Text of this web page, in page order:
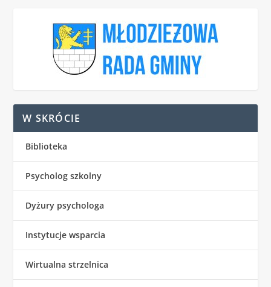
W SKRÓCIE
Biblioteka
Psycholog szkolny
Dyżury psychologa
Instytucje wsparcia
Wirtualna strzelnica